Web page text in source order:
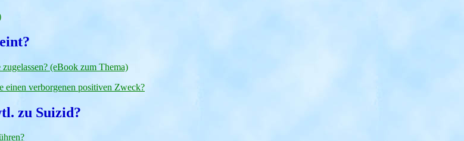
(eBook zum Thema)
einen verborgenen positiven Zweck?
zu Suizid?